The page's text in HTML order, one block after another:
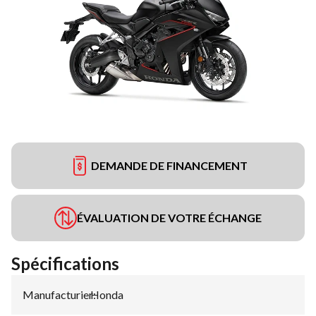
DEMANDE DE FINANCEMENT
ÉVALUATION DE VOTRE ÉCHANGE
Spécifications
Manufacturier:
Honda